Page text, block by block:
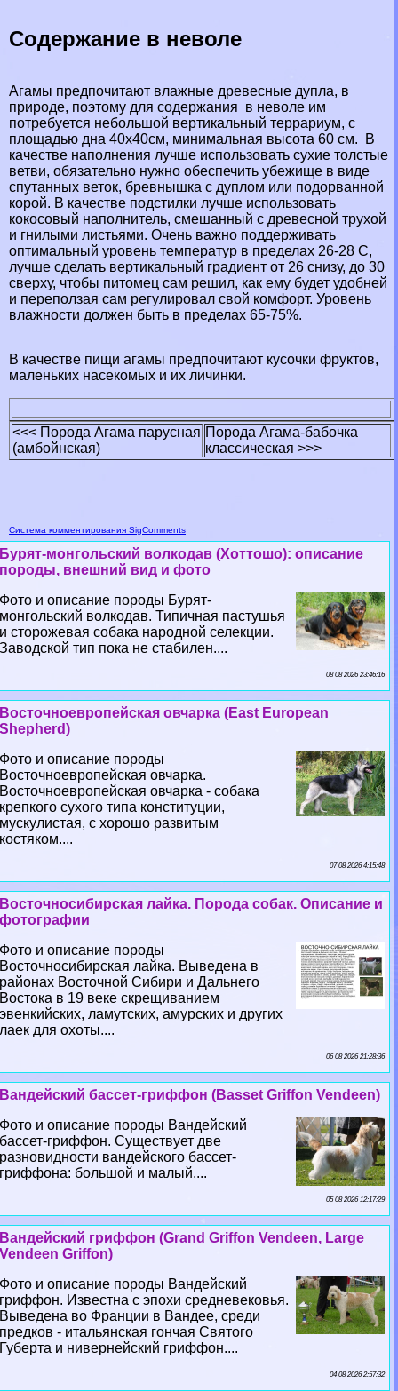
Содержание в неволе
Агамы предпочитают влажные древесные дупла, в
природе, поэтому для содержания в неволе им
потребуется небольшой вертикальный террариум, с
площадью дна 40х40см, минимальная высота 60 см. В
качестве наполнения лучше использовать сухие толстые
ветви, обязательно нужно обеспечить убежище в виде
спyтaнных веток, бревнышка с дуплом или подорванной
корой. В качестве подстилки лучше использовать
кокосовый наполнитель, смешанный с древесной трухой
и гнилыми листьями. Очень важно поддерживать
оптимальный уровень температур в пределах 26-28 С,
лучше сделать вертикальный градиент от 26 снизу, до 30
сверху, чтобы питомец сам решил, как ему будет удобней
и переползая сам регулировал свой комфорт. Уровень
влажности должен быть в пределах 65-75%.
В качестве пищи агамы предпочитают кусочки фруктов,
маленьких насекомых и их личинки.
<<< Порода Агама парусная
(амбойнская)
Порода Агама-бабочка
классическая >>>
Система комментирования SigComments
Бурят-монгольский волкодав (Хоттошо): описание
породы, внешний вид и фото
Фото и описание породы Бурят-
монгольский волкодав. Типичная пастушья
и сторожевая собака народной селекции.
Заводской тип пока не стабилен....
08 08 2026 23:46:16
Восточноевропейская овчарка (East European
Shepherd)
Фото и описание породы
Восточноевропейская овчарка.
Восточноевропейская овчарка - собака
крепкого сухого типа конституции,
мускулистая, с хорошо развитым
костяком....
07 08 2026 4:15:48
Восточносибирская лайка. Порода собак. Описание и
фотографии
Фото и описание породы
Восточносибирская лайка. Выведена в
районах Восточной Сибири и Дальнего
Востока в 19 веке скрещиванием
эвенкийских, ламутских, амурских и других
лаек для охоты....
06 08 2026 21:28:36
Вандейский бассет-гриффон (Basset Griffon Vendeen)
Фото и описание породы Вандейский
бассет-гриффон. Существует две
разновидности вандейского бассет-
гриффона: большой и малый....
05 08 2026 12:17:29
Вандейский гриффон (Grand Griffon Vendeen, Large
Vendeen Griffon)
Фото и описание породы Вандейский
гриффон. Известна с эпохи средневековья.
Выведена во Франции в Вандее, среди
предков - итальянская гончая Святого
Губерта и нивернейский гриффон....
04 08 2026 2:57:32